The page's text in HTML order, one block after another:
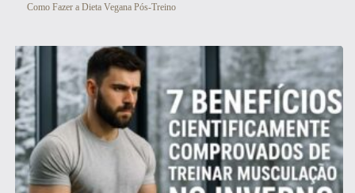
Como Fazer a Dieta Vegana Pós-Treino